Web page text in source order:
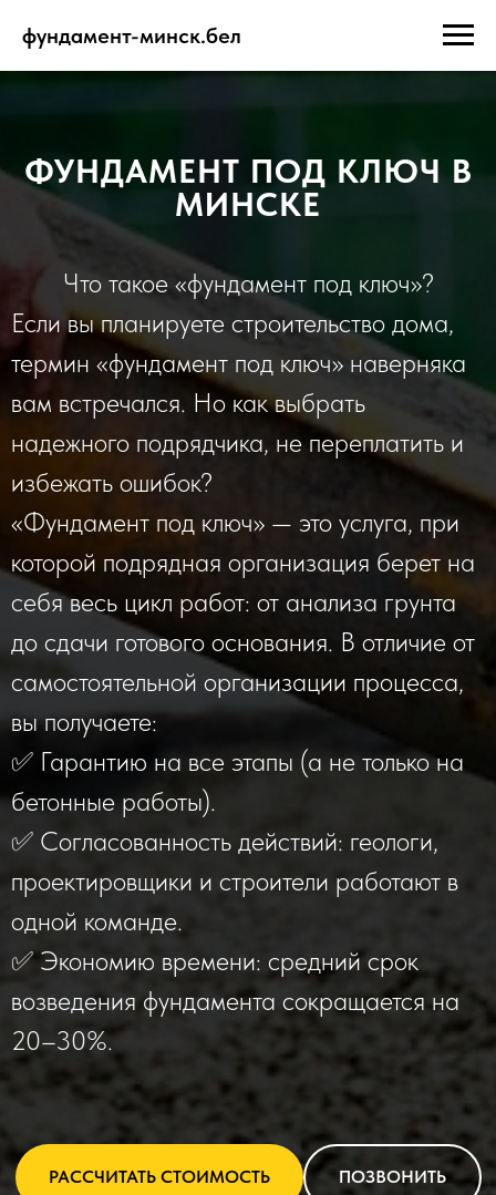
фундамент-минск.бел
ФУНДАМЕНТ ПОД КЛЮЧ В
МИНСКЕ
Что такое «фундамент под ключ»?
Если вы планируете строительство дома,
термин «фундамент под ключ» наверняка
вам встречался. Но как выбрать
надежного подрядчика, не переплатить и
избежать ошибок?
«Фундамент под ключ» — это услуга, при
которой подрядная организация берет на
себя весь цикл работ: от анализа грунта
до сдачи готового основания. В отличие от
самостоятельной организации процесса,
вы получаете:
✅ Гарантию на все этапы (а не только на
бетонные работы).
✅ Согласованность действий: геологи,
проектировщики и строители работают в
одной команде.
✅ Экономию времени: средний срок
возведения фундамента сокращается на
20–30%.
РАССЧИТАТЬ СТОИМОСТЬ ПОЗВОНИТЬ